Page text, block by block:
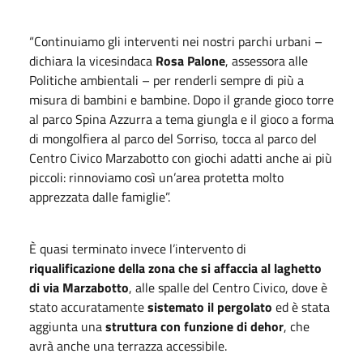
“Continuiamo gli interventi nei nostri parchi urbani –
dichiara la vicesindaca Rosa Palone, assessora alle
Politiche ambientali – per renderli sempre di più a
misura di bambini e bambine. Dopo il grande gioco torre
al parco Spina Azzurra a tema giungla e il gioco a forma
di mongolfiera al parco del Sorriso, tocca al parco del
Centro Civico Marzabotto con giochi adatti anche ai più
piccoli: rinnoviamo così un’area protetta molto
apprezzata dalle famiglie”.
È quasi terminato invece l’intervento di
riqualificazione della zona che si affaccia al laghetto
di via Marzabotto, alle spalle del Centro Civico, dove è
stato accuratamentesistemato il pergolato ed è stata
aggiunta unastruttura con funzione di dehor, che
avrà anche una terrazza accessibile.